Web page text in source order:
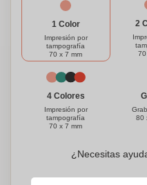
1 Color
Impresión por
tampografía
70 x 7 mm
2
70
4 Colores
Impresión por
tampografía
70 x 7 mm
80
¿Necesitas